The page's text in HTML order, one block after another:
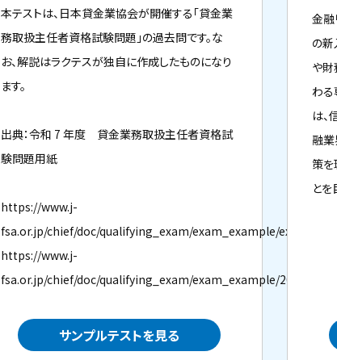
本テストは、日本貸金業協会が開催する「貸金業
務取扱主任者資格試験問題」の過去問です。な
お、解説はラクテスが独自に作成したものになり
ます。
出典：令和 7 年度 貸金業務取扱主任者資格試
験問題用紙
https://www.j-
fsa.or.jp/chief/doc/qualifying_exam/exam_example/
https://www.j-
fsa.or.jp/chief/doc/qualifying_exam/exam_example/
サンプルテストを見る
金融
の新
や
わる
は、
融
策を
とを